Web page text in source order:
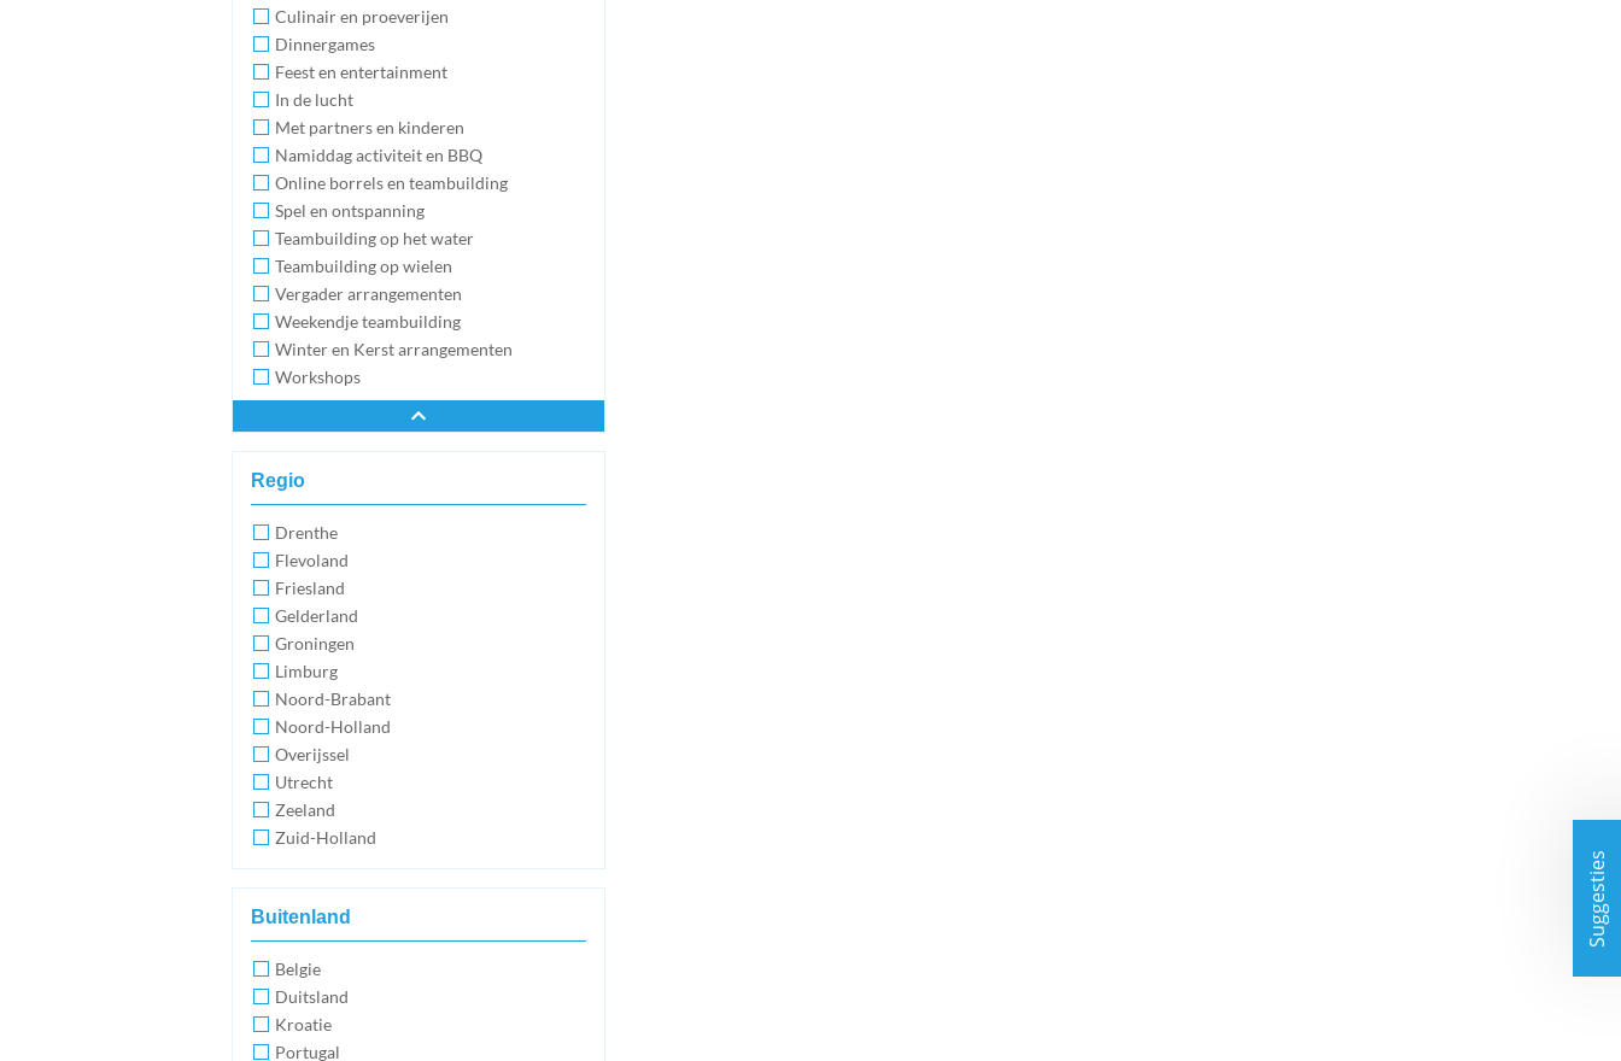
Culinair en proeverijen
Dinnergames
Feest en entertainment
In de lucht
Met partners en kinderen
Namiddag activiteit en BBQ
Online borrels en teambuilding
Spel en ontspanning
Teambuilding op het water
Teambuilding op wielen
Vergader arrangementen
Weekendje teambuilding
Winter en Kerst arrangementen
Workshops
Regio
Drenthe
Flevoland
Friesland
Gelderland
Groningen
Limburg
Noord-Brabant
Noord-Holland
Overijssel
Utrecht
Zeeland
Zuid-Holland
Buitenland
Belgie
Duitsland
Kroatie
Portugal
Suggesties